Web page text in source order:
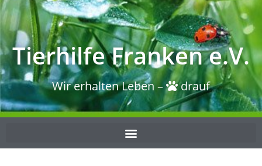
Tierhilfe Franken e.V.
Wir erhalten Leben – drauf